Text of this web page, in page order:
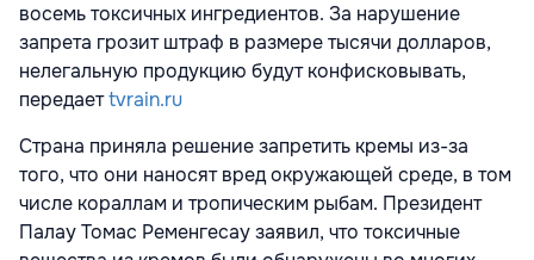
восемь токсичных ингредиентов. За нарушение
запрета грозит штраф в размере тысячи долларов,
нелегальную продукцию будут конфисковывать,
передаетtvrain.ru
Страна приняла решение запретить кремы из-за
того, что они наносят вред окружающей среде, в том
числе кораллам и тропическим рыбам. Президент
Палау Томас Ременгесау заявил, что токсичные